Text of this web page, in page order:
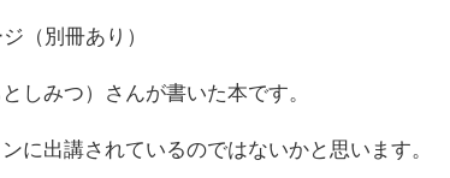
（別冊あり）
しみつ）さんが書いた本です。
に出講されているのではないかと思います。